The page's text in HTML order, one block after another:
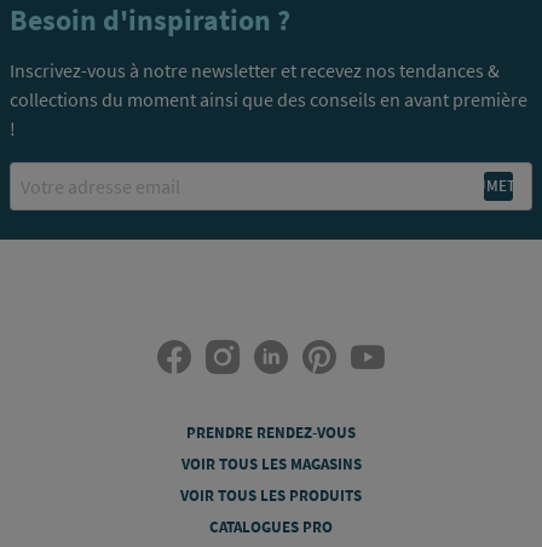
Besoin d'inspiration ?
Inscrivez-vous à notre newsletter et recevez nos tendances &
collections du moment ainsi que des conseils en avant première
!
PRENDRE RENDEZ-VOUS
VOIR TOUS LES MAGASINS
VOIR TOUS LES PRODUITS
CATALOGUES PRO